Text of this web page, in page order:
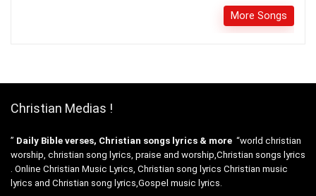
More Songs
Christian Medias !
” Daily Bible verses, Christian songs lyrics & more “world christian
worship, christian song lyrics, praise and worship,Christian songs lyrics
. Online Christian Music Lyrics, Christian song lyrics Christian music
lyrics and Christian song lyrics,Gospel music lyrics.